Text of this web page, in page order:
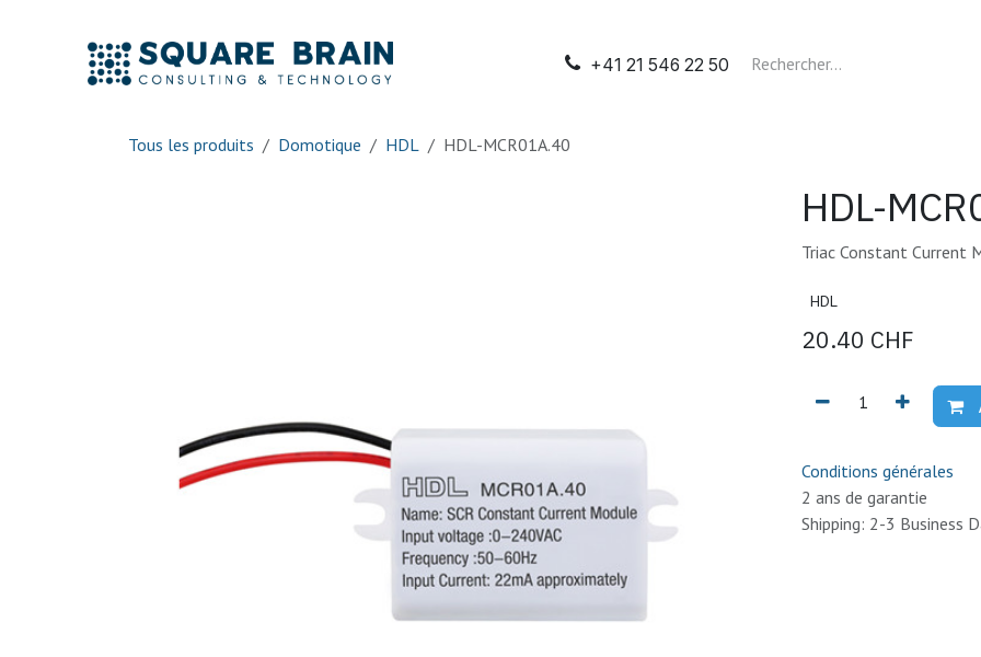
Se rendre au contenu
Automatisation Tableaux électriques
+41 21 546 22 50
Tous les produits Domotique HDL HDL-MCR01A.40
HDL-
Triac Constant Current
HDL
20.40 CHF
Conditions générales
2 ans de garantie
Shipping: 2-3 Business